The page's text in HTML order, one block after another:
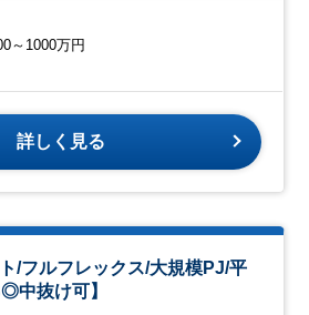
～1000万円
詳しく見る
/フルフレックス/大規模PJ/平
中抜け可】